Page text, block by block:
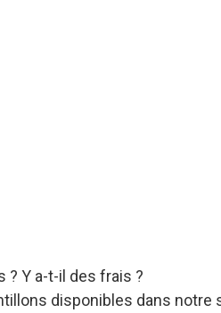
? Y a-t-il des frais ?
disponibles dans notre